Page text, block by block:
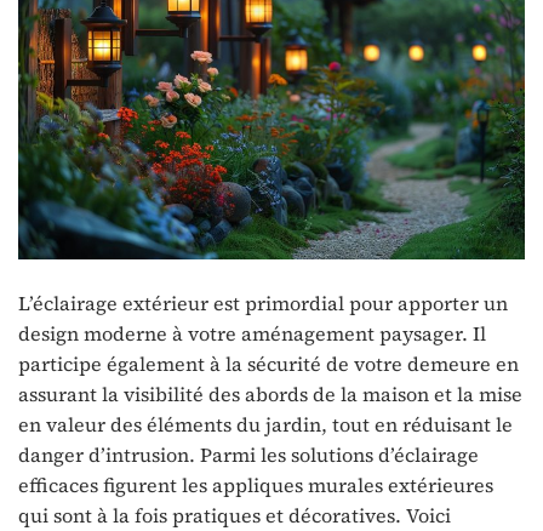
L’éclairage extérieur est primordial pour apporter un
design moderne à votre aménagement paysager. Il
participe également à la sécurité de votre demeure en
assurant la visibilité des abords de la maison et la mise
en valeur des éléments du jardin, tout en réduisant le
danger d’intrusion. Parmi les solutions d’éclairage
efficaces figurent les appliques murales extérieures
qui sont à la fois pratiques et décoratives. Voici